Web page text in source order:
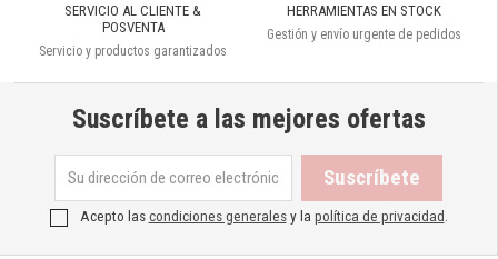
SERVICIO AL CLIENTE &
POSVENTA
Servicio y productos garantizados
HERRAMIENTAS EN STOCK
Gestión y envío urgente de pedidos
Suscríbete a las mejores ofertas
Acepto lascondiciones generalesy la política de privacidad